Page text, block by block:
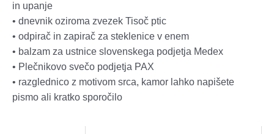
in upanje
• dnevnik oziroma zvezek Tisoč ptic
• odpirač in zapirač za steklenice v enem
• balzam za ustnice slovenskega podjetja Medex
• Plečnikovo svečo podjetja PAX
• razglednico z motivom srca, kamor lahko napišete
pismo ali kratko sporočilo